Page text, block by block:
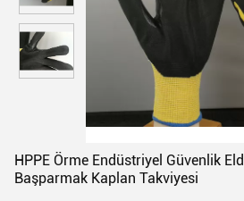
HPPE Örme Endüstriyel Güvenlik
Başparmak Kaplan Takviyesi